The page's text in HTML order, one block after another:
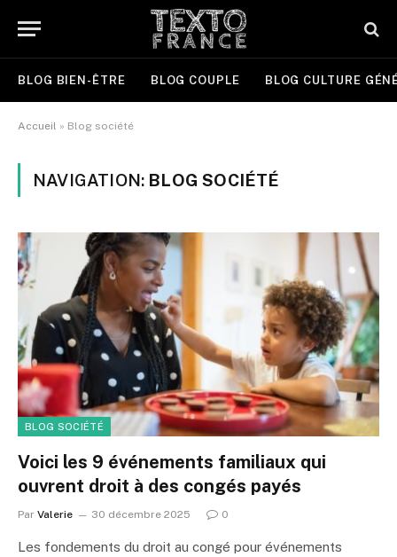
BLOG BIEN-ÊTRE BLOG COUPLE BLOG CULTURE
Accueil » Blog société
NAVIGATION: BLOG SOCIÉTÉ
BLOG SOCIÉTÉ
Voici les 9 événements familiaux qui
ouvrent droit à des congés payés
Par Valerie 30 décembre 2025 0
Les fondements du droit au congé pour événements